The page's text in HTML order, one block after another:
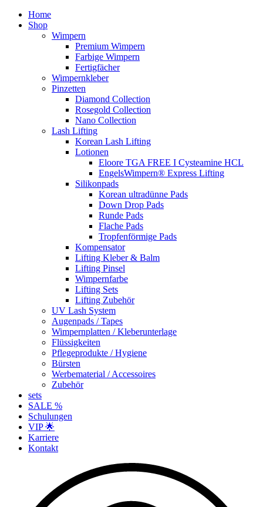
Home
Shop
Wimpern
Premium Wimpern
Farbige Wimpern
Fertigfächer
Wimpernkleber
Pinzetten
Diamond Collection
Rosegold Collection
Nano Collection
Lash Lifting
Korean Lash Lifting
Lotionen
Eloore TGA FREE I Cysteamine HCL
EngelsWimpern® Express Lifting
Silikonpads
Korean ultradünne Pads
Down Drop Pads
Runde Pads
Flache Pads
Tropfenförmige Pads
Kompensator
Lifting Kleber & Balm
Lifting Pinsel
Wimpernfarbe
Lifting Sets
Lifting Zubehör
UV Lash System
Augenpads / Tapes
Wimpernplatten / Kleberunterlage
Flüssigkeiten
Pflegeprodukte / Hygiene
Bürsten
Werbematerial / Accessoires
Zubehör
sets
SALE %
Schulungen
VIP 🌟
Karriere
Kontakt